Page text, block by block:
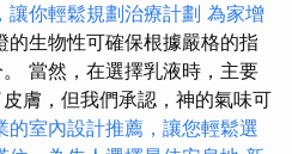
讓你輕鬆規劃治療計劃 為家增
的生物性可確保根據嚴格的指
當然，在選擇乳液時，主要
膚，但我們承認，神的氣味可
的室內設計推薦，讓您輕鬆選